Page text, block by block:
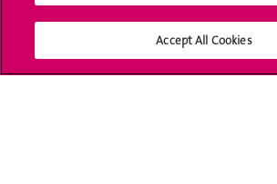
Médias sociaux UNIGE
Accept All Cookies